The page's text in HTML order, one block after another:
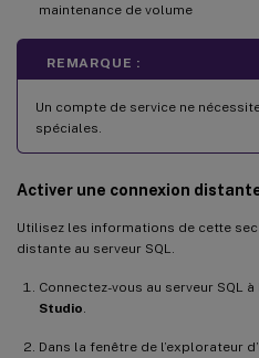
maintenance de volume
REMARQUE :
Un compte de service ne
spéciales.
Activer une connexion
Utilisez les informations de cette
distante au serveur SQL.
Connectez-vous au serveur SQL à
Studio
Dans la fenêtre de l’explorateur